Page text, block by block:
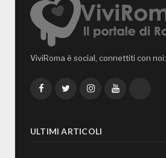
ViviRoma è social, connettiti con noi:
FacebookTwitterInstagramYouTube
ULTIMI ARTICOLI